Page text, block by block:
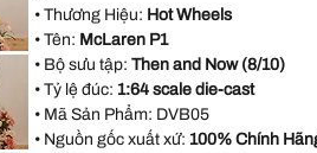
• Thương Hiệu: Hot Wheels
• Tên: McLaren P1
• Bộ sưu tập: Then and Now (8/10)
• Tỷ lệ đúc: 1:64 scale die-cast
• Mã Sản Phẩm: DVB05
• Nguồn gốc xuất xứ: 100% Chính